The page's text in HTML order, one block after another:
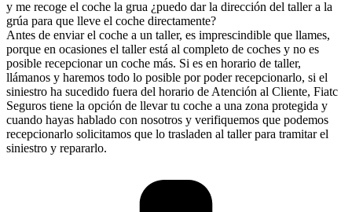
y me recoge el coche la grua ¿puedo dar la dirección del taller a la
grúa para que lleve el coche directamente?
Antes de enviar el coche a un taller, es imprescindible que llames,
porque en ocasiones el taller está al completo de coches y no es
posible recepcionar un coche más. Si es en horario de taller,
llámanos y haremos todo lo posible por poder recepcionarlo, si el
siniestro ha sucedido fuera del horario de Atención al Cliente, Fiatc
Seguros tiene la opción de llevar tu coche a una zona protegida y
cuando hayas hablado con nosotros y verifiquemos que podemos
recepcionarlo solicitamos que lo trasladen al taller para tramitar el
siniestro y repararlo.